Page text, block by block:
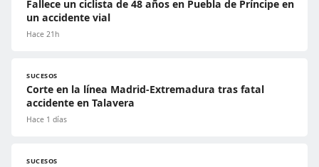
Fallece un ciclista de 48 años en Puebla de Príncipe en
un accidente vial
Hace 21h
SUCESOS
Corte en la línea Madrid-Extremadura tras fatal
accidente en Talavera
Hace 1 días
SUCESOS